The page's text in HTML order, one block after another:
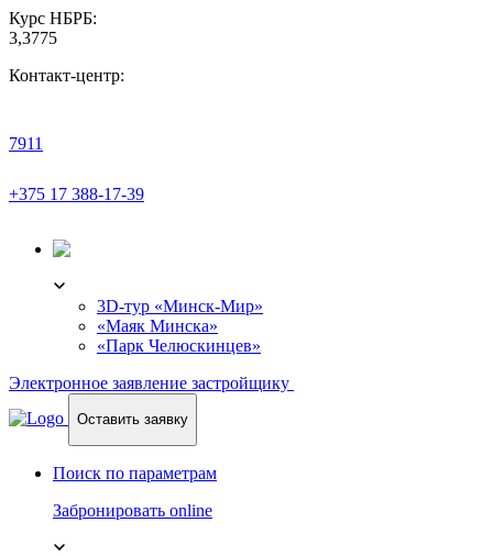
Курс НБРБ:
3,3775
Контакт-центр:
7911
+375 17 388-17-39
3D-тур «Минск-Мир»
«Маяк Минска»
«Парк Челюскинцев»
Электронное заявление застройщику
Оставить заявку
Поиск по параметрам
Забронировать online